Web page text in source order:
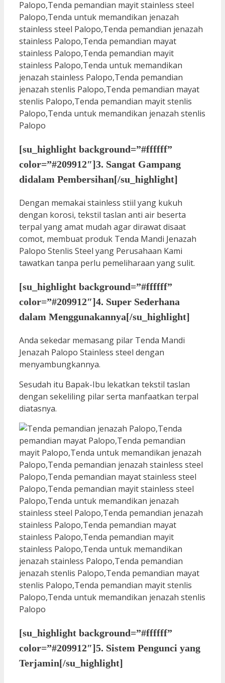
[su_highlight background=”#ffffff”
color=”#209912″]3. Sangat Gampang
didalam Pembersihan[/su_highlight]
Dengan memakai stainless stiil yang kukuh
dengan korosi, tekstil taslan anti air beserta
terpal yang amat mudah agar dirawat disaat
comot, membuat produk Tenda Mandi Jenazah
Palopo Stenlis Steel yang Perusahaan Kami
tawatkan tanpa perlu pemeliharaan yang sulit.
[su_highlight background=”#ffffff”
color=”#209912″]4. Super Sederhana
dalam Menggunakannya[/su_highlight]
Anda sekedar memasang pilar Tenda Mandi
Jenazah Palopo Stainless steel dengan
menyambungkannya.
Sesudah itu Bapak-Ibu lekatkan tekstil taslan
dengan sekeliling pilar serta manfaatkan terpal
diatasnya.
[su_highlight background=”#ffffff”
color=”#209912″]5. Sistem Pengunci yang
Terjamin[/su_highlight]